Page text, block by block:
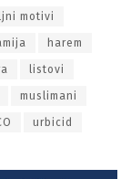
motivi
harem
listovi
muslimani
urbicid